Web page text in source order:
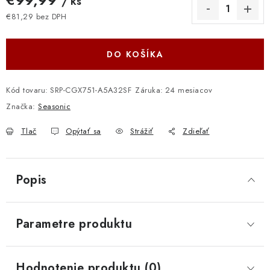
€81,29 bez DPH
DO KOŠÍKA
Kód tovaru: SRP-CGX751-A5A32SF Záruka: 24 mesiacov
Značka: Seasonic
Tlač Opýtať sa Strážiť Zdieľať
Popis
Parametre produktu